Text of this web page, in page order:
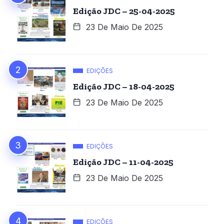
Edição JDC – 25-04-2025
23 De Maio De 2025
EDIÇÕES
Edição JDC – 18-04-2025
23 De Maio De 2025
EDIÇÕES
Edição JDC – 11-04-2025
23 De Maio De 2025
EDIÇÕES